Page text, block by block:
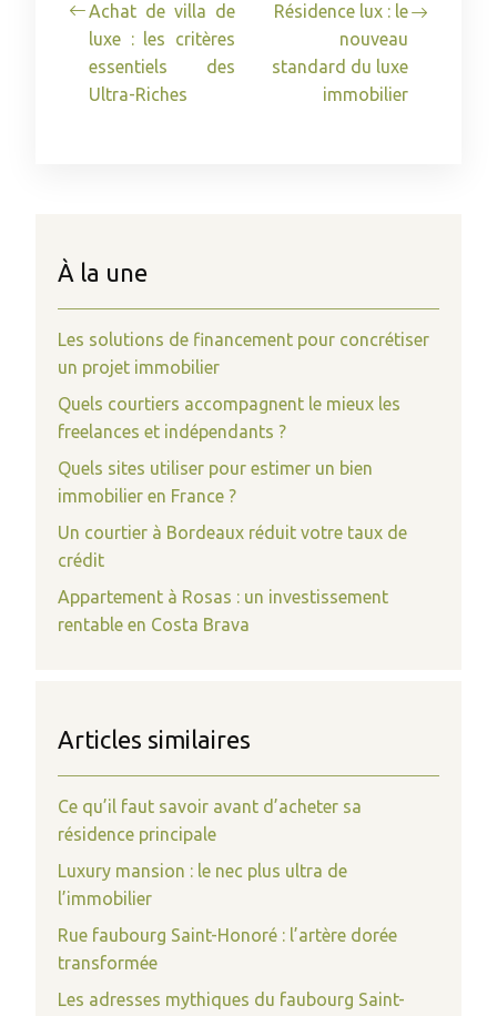
Achat de villa de
luxe : les critères
essentiels des
Ultra-Riches
Résidence lux : le
nouveau
standard du luxe
immobilier
À la une
Les solutions de financement pour concrétiser
un projet immobilier
Quels courtiers accompagnent le mieux les
freelances et indépendants ?
Quels sites utiliser pour estimer un bien
immobilier en France ?
Un courtier à Bordeaux réduit votre taux de
crédit
Appartement à Rosas : un investissement
rentable en Costa Brava
Articles similaires
Ce qu’il faut savoir avant d’acheter sa
résidence principale
Luxury mansion : le nec plus ultra de
l’immobilier
Rue faubourg Saint-Honoré : l’artère dorée
transformée
Les adresses mythiques du faubourg Saint-